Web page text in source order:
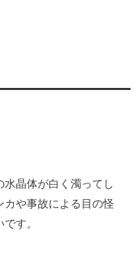
晶体が白く濁ってし
カや事故による目の怪
す。